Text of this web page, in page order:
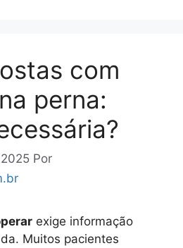
com
perna:
Por
exige informação
Muitos pacientes